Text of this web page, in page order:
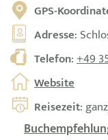
GPS-
Adresse:
Telefon:+49
Website
Reisezeit: